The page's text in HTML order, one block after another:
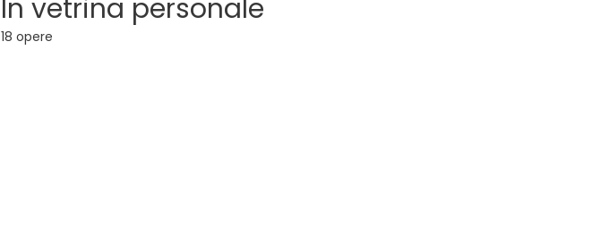
In vetrina personale
18 opere